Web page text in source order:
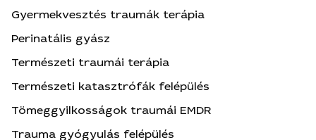
Gyermekvesztés traumák terápia
Perinatális gyász
Természeti traumái terápia
Természeti katasztrófák felépülés
Tömeggyilkosságok traumái EMDR
Trauma gyógyulás felépülés